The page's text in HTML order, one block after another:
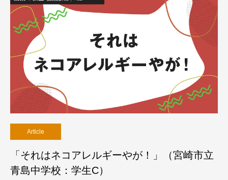
Article
「それはネコアレルギーやが！」（宮崎市立
青島中学校：学生C）